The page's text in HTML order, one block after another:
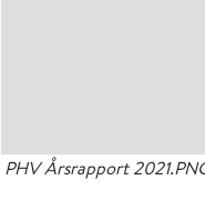
PHV Årsrapport